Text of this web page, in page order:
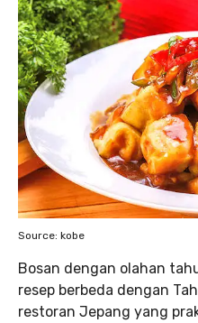
Source: kobe
Bosan dengan olahan
resep berbeda dengan
restoran Jepang yang